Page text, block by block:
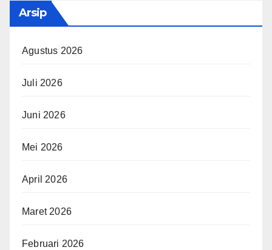
Arsip
Agustus 2026
Juli 2026
Juni 2026
Mei 2026
April 2026
Maret 2026
Februari 2026